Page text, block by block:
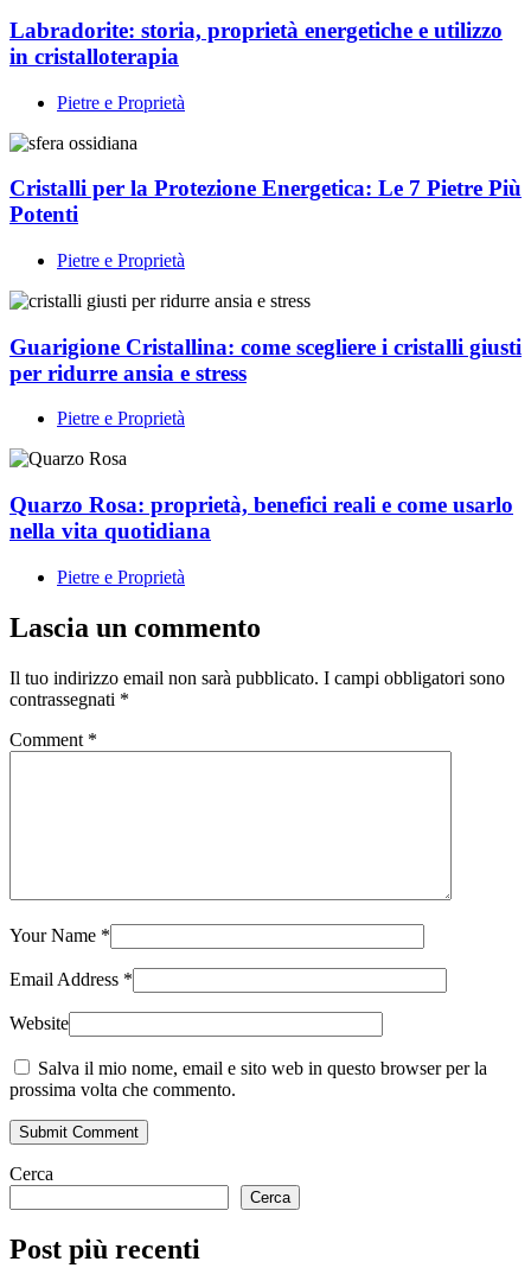
Labradorite: storia, proprietà energetiche e utilizzo
in cristalloterapia
Pietre e Proprietà
Cristalli per la Protezione Energetica: Le 7 Pietre Più
Potenti
Pietre e Proprietà
Guarigione Cristallina: come scegliere i cristalli giusti
per ridurre ansia e stress
Pietre e Proprietà
Quarzo Rosa: proprietà, benefici reali e come usarlo
nella vita quotidiana
Pietre e Proprietà
Lascia un commento
Il tuo indirizzo email non sarà pubblicato. I campi obbligatori sono
contrassegnati *
Comment *
Your Name *
Email Address *
Website
Salva il mio nome, email e sito web in questo browser per la
prossima volta che commento.
Submit Comment
Cerca
Cerca
Post più recenti